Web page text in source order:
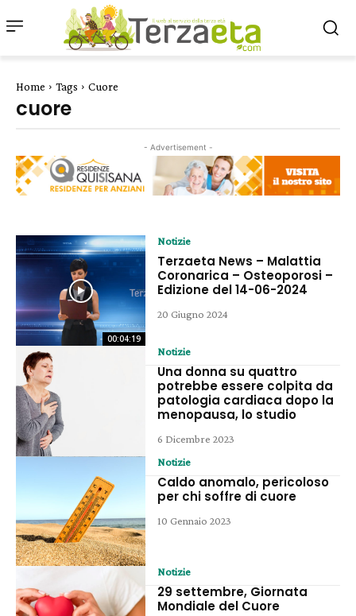
Home Tags Cuore
cuore
- Advertisement -
00:04:19
Notizie
Terzaeta News – Malattia
Coronarica – Osteoporosi –
Edizione del 14-06-2024
20 Giugno 2024
Notizie
Una donna su quattro
potrebbe essere colpita da
patologia cardiaca dopo la
menopausa, lo studio
6 Dicembre 2023
Notizie
Caldo anomalo, pericoloso
per chi soffre di cuore
10 Gennaio 2023
Notizie
29 settembre, Giornata
Mondiale del Cuore